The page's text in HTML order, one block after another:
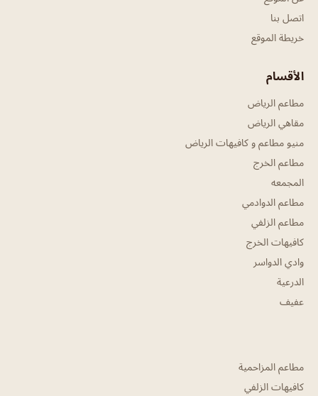
اتصل بنا
خريطة الموقع
الأقسام
مطاعم الرياض
مقاهي الرياض
منيو مطاعم و كافيهات الرياض
مطاعم الخرج
المجمعه
مطاعم الدوادمي
مطاعم الزلفي
كافيهات الخرج
وادي الدواسر
الدرعية
عفيف
مطاعم المزاحمية
كافيهات الزلفي